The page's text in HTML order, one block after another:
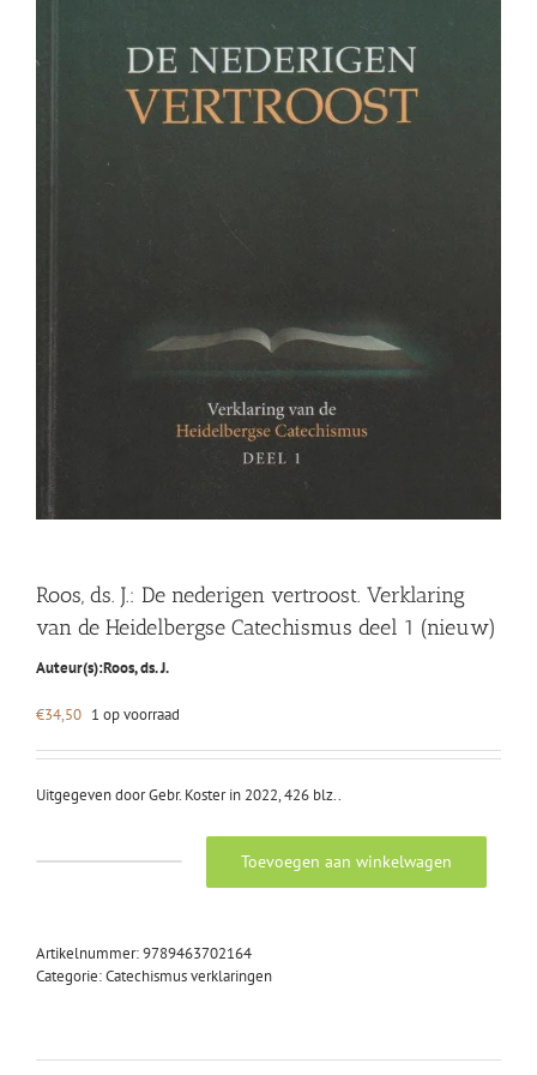
Roos, ds. J.: De nederigen vertroost. Verklaring
van de Heidelbergse Catechismus deel 1 (nieuw)
Auteur(s):Roos, ds. J.
€34,50 1 op voorraad
Uitgegeven door Gebr. Koster in 2022, 426 blz..
nederigen
vertroost.
Toevoegen aan winkelwagen
Artikelnummer:9789463702164
Categorie:Catechismus verklaringen